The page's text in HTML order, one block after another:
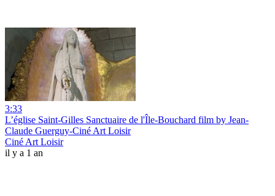
3:33
L’église Saint-Gilles Sanctuaire de l'Île-Bouchard film by Jean-
Claude Guerguy-Ciné Art Loisir
Ciné Art Loisir
il y a 1 an